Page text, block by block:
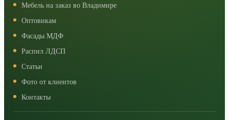
Мебель на заказ во Владимире
Оптовикам
Фасады МДФ
Распил ЛДСП
Статьи
Фото от клиентов
Контакты